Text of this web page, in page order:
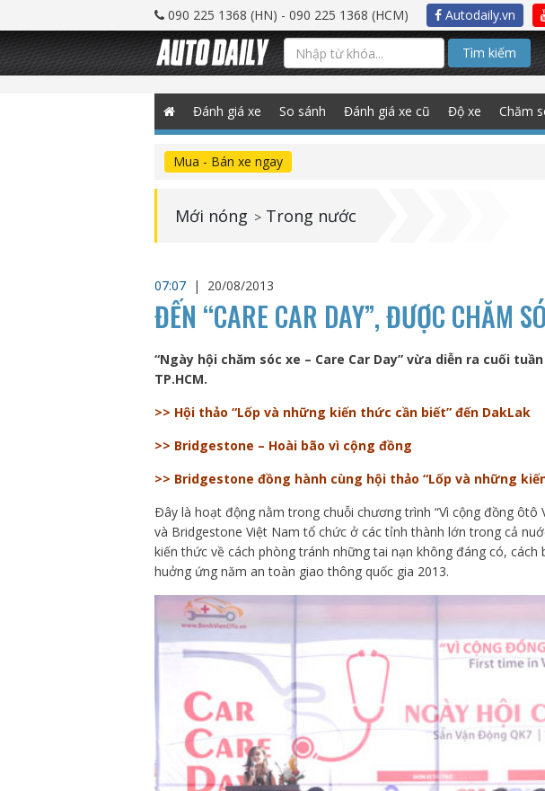
090 225 1368 (HN) - 090 225 1368 (HCM) Autodaily.vn
Tìm kiếm
Đánh giá xe So sánh Đánh giá xe cũ Độ xe Chăm
Mua - Bán xe ngay
Mới nóng > Trong nước
07:07 | 20/08/2013
ĐẾN “CARE CAR DAY”, ĐƯỢC CHĂM
“Ngày hội chăm sóc xe – Care Car Day” vừa diễn ra cuối
TP.HCM.
>> Hội thảo “Lốp và những kiến thức cần biết” đến DakLak
>> Bridgestone – Hoài bão vì cộng đồng
>> Bridgestone đồng hành cùng hội thảo “Lốp và những
Ðây là hoạt động nằm trong chuỗi chương trình “Vì cộng đồng ôtô
và Bridgestone Việt Nam tổ chức ở các tỉnh thành lớn trong cả
kiến thức về cách phòng tránh những tai nạn không đáng có,
huởng ứng năm an toàn giao thông quốc gia 2013.